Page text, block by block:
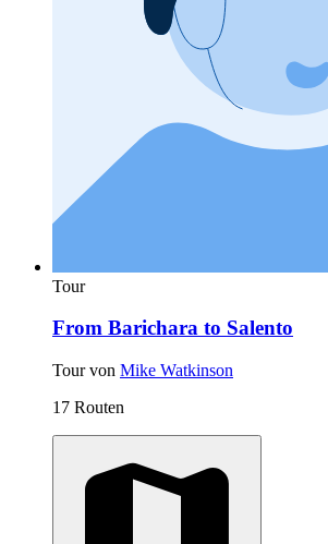
Tour
From Barichara to Salento
Tour von Mike Watkinson
17 Routen